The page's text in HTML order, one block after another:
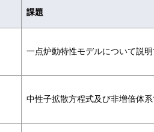
課題
一点炉動特性モデルについて説
中性子拡散方程式及び非増倍体